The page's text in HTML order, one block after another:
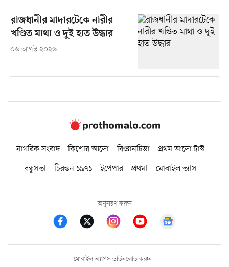
রাজধানীর মাদারটেকে নারীর
খণ্ডিত মাথা ও দুই হাত উদ্ধার
০৬ আগস্ট ২০২৬
নাগরিক সংবাদ কিশোর আলো বিজ্ঞানচিন্তা
প্রথম আলো ট্রাস্ট
বন্ধুসভা
চিরন্তন ১৯৭১ ইপেপার প্রথমা মোবাইল ভ্যাস
অনুসরণ করুন
মোবাইল অ্যাপস ডাউনলোড করুন